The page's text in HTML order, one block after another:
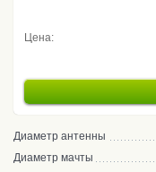
Цена:
Диаметр антенны
Диаметр мачты